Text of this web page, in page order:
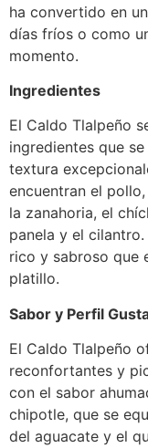
ha convertido en
días fríos o como
momento.
Ingredientes
El Caldo Tlalpeño
ingredientes que
textura
encuentran el
la zanahoria, el
panela y el
rico y sabroso que
platillo.
Sabor y Perfil
El Caldo Tlalpeño
reconfortantes y
con el sabor
chipotle, que se
del aguacate y el